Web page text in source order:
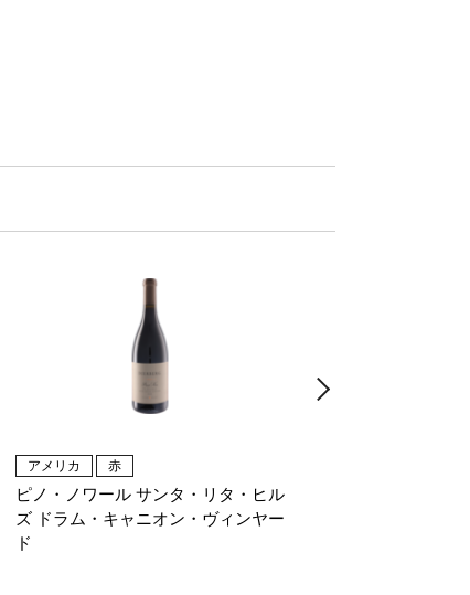
アメリカ 赤
ピノ・ノワール サンタ・リタ・ヒル
ズ ドラム・キャニオン・ヴィンヤー
ド